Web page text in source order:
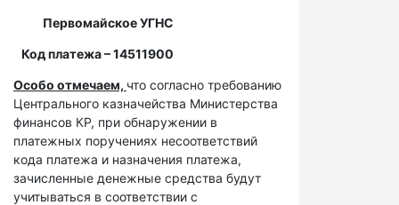
Первомайское УГНС
Код платежа – 14511900
Особо отмечаем, что согласно требованию
Центрального казначейства Министерства
финансов КР, при обнаружении в
платежных поручениях несоответствий
кода платежа и назначения платежа,
зачисленные денежные средства будут
учитываться в соответствии с